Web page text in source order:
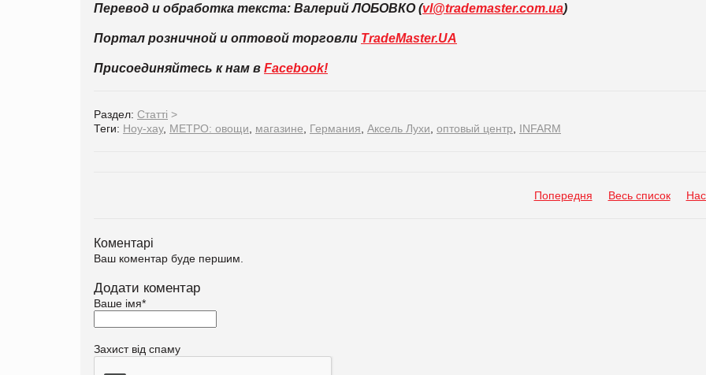
Перевод и обработка текста: Валерий ЛОБОВКО (vl@trademaster.com.ua)
Портал розничной и оптовой торговли TradeMaster.UA
Присоединяйтесь к нам в Facebook!
Раздел: Статті >
Теги: Ноу-хау, МЕТРО: овощи магазине Германия Аксель Лухи оптовый центр INFARM
Попередня Весь список
Коментарі
Ваш коментар буде першим.
Додати коментар
Ваше імя*
Захист від спаму